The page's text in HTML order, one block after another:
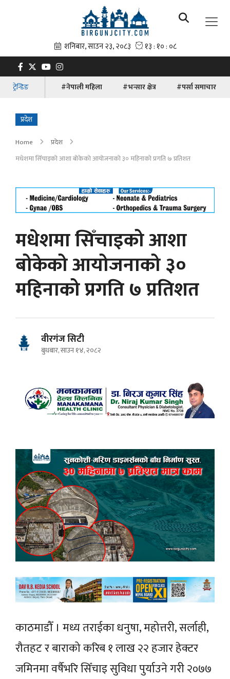
ट्रेन्डिङ #नेपाली महिला #भन्सार क्षेत्र #पर्सा समाचार
प्रदेश
Home
प्रदेश
मधेशमा सिँचाइको आशा बोकेको आयोजनाको ३० महिनाको प्रगति ७ प्रतिशत
मधेशमा सिँचाइको आशा
बोकेको आयोजनाको ३०
महिनाको प्रगति ७ प्रतिशत
वीरगंज सिटी
बुधबार, साउन १४, २०८२
काठमाडौँ । मध्य तराईका धनुषा, महोत्तरी, सर्लाही,
रौतहट र बाराको करिब १ लाख २२ हजार हेक्टर
जमिनमा वर्षैभरि सिँचाइ सुविधा पुर्याउने गरी २०७७